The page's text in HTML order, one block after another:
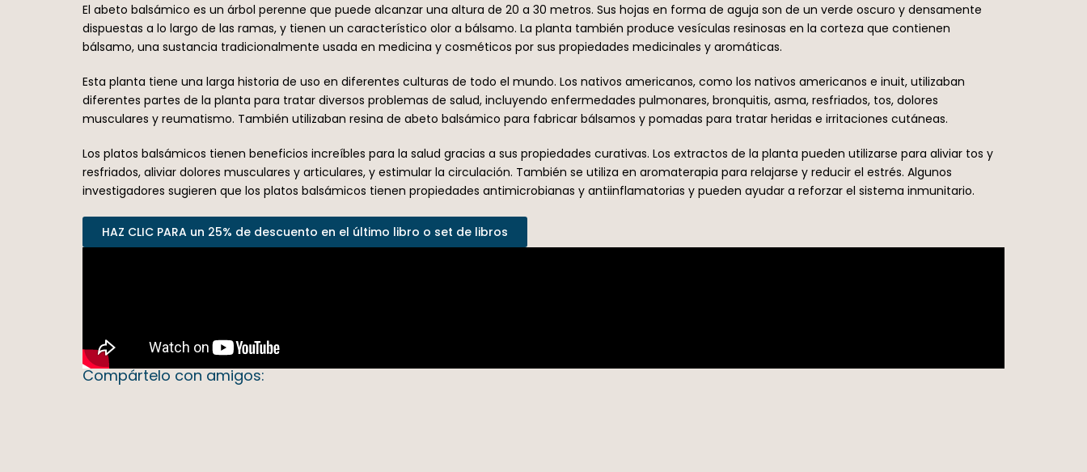
El abeto balsámico es un árbol perenne que puede alcanzar una altura de 20 a 30 metros. Sus hojas en forma de aguja son de un verde oscuro y densamente
dispuestas a lo largo de las ramas, y tienen un característico olor a bálsamo. La planta también produce vesículas resinosas en la corteza que contienen
bálsamo, una sustancia tradicionalmente usada en medicina y cosméticos por sus propiedades medicinales y aromáticas.
Esta planta tiene una larga historia de uso en diferentes culturas de todo el mundo. Los nativos americanos, como los nativos americanos e inuit, utilizaban
diferentes partes de la planta para tratar diversos problemas de salud, incluyendo enfermedades pulmonares, bronquitis, asma, resfriados, tos, dolores
musculares y reumatismo. También utilizaban resina de abeto balsámico para fabricar bálsamos y pomadas para tratar heridas e irritaciones cutáneas.
Los platos balsámicos tienen beneficios increíbles para la salud gracias a sus propiedades curativas. Los extractos de la planta pueden utilizarse para aliviar tos y
resfriados, aliviar dolores musculares y articulares, y estimular la circulación. También se utiliza en aromaterapia para relajarse y reducir el estrés. Algunos
investigadores sugieren que los platos balsámicos tienen propiedades antimicrobianas y antiinflamatorias y pueden ayudar a reforzar el sistema inmunitario.
HAZ CLIC PARA un 25% de descuento en el último libro o set de libros
Compártelo con amigos: